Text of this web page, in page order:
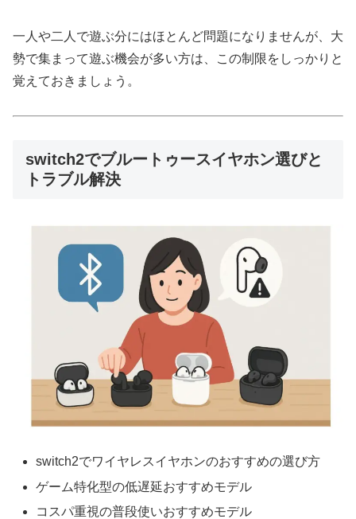
一人や二人で遊ぶ分にはほとんど問題になりませんが、 大
勢で集まって遊ぶ機会が多い方は、この制限をしっかりと
覚えておきましょう。
switch2でブルートゥースイヤホン選びと
トラブル解決
switch2でワイヤレスイヤホンのおすすめの選び方
ゲーム特化型の低遅延おすすめモデル
コスパ重視の普段使いおすすめモデル